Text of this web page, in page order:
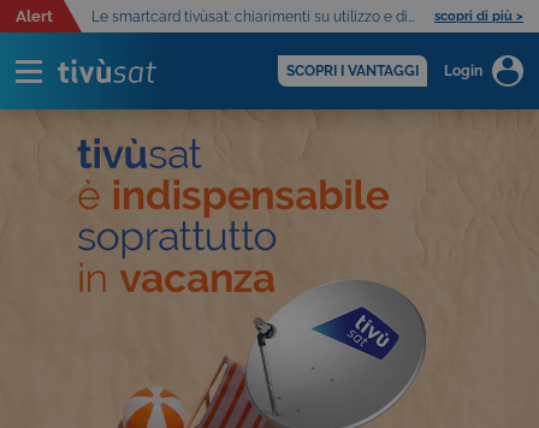
Alert scopri di più >
SCOPRI I VANTAGGI Login